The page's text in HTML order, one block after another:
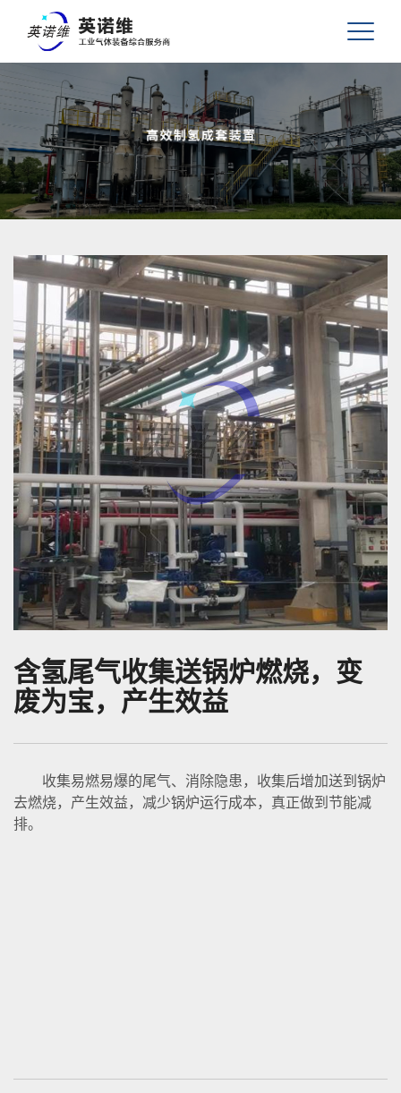
含氢尾气收集送锅炉燃烧，变
废为宝，产生效益
收集易燃易爆的尾气、消除隐患，收集后增加送到锅炉
去燃烧，产生效益，减少锅炉运行成本，真正做到节能减
排。